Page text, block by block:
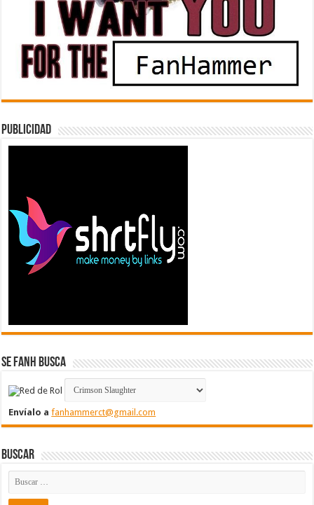
Publicidad
Se FanH Busca
Envíalo afanhammerct@gmail.com
Buscar